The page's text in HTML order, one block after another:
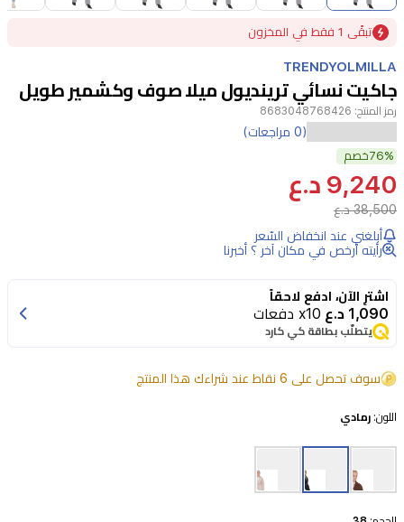
6
تبقًى 1 فقط في المخزون
TRENDYOLMILLA
جاكيت نسائي ترينديول ميلا صوف وكشمير طويل
رمز المنتج: 8683048768426
(0 مراجعات)
76%خصم
9,240 د.ع
38,500 د.ع
أبلغني عند انخفاض السّعر
رأيته أرخص في مكان آخر ؟ أخبرنا
اشترِ الآن، ادفع لاحقاً
1,090 د.ع x10 دفعات
يتطلّب بطاقة كي كارد
سوف تحصل على 6 نقاط عند شراءك هذا المنتج
اللون: رمادي